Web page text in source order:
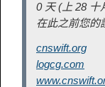
0 天 (上 28 十
在此之前您的
cnswift.org
logcg.com